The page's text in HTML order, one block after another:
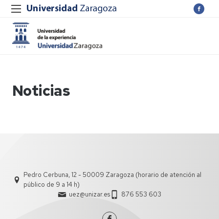
Noticias
Pedro Cerbuna, 12 - 50009 Zaragoza (horario de atención al
público de 9 a 14 h)
uez@unizar.es
876 553 603